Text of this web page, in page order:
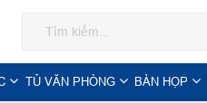
TỦ VĂN PHÒNG BÀN HỌP